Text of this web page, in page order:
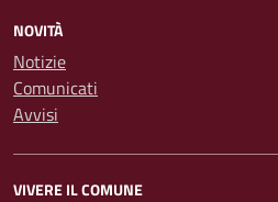
NOVITÀ
Notizie
Comunicati
Avvisi
VIVERE IL COMUNE